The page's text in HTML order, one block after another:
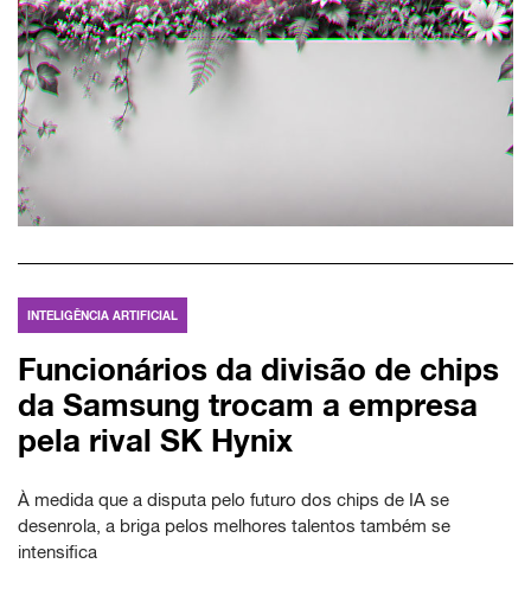
INTELIGÊNCIA ARTIFICIAL
Funcionários da divisão de chips
da Samsung trocam a empresa
pela rival SK Hynix
À medida que a disputa pelo futuro dos chips de IA se
desenrola, a briga pelos melhores talentos também se
intensifica